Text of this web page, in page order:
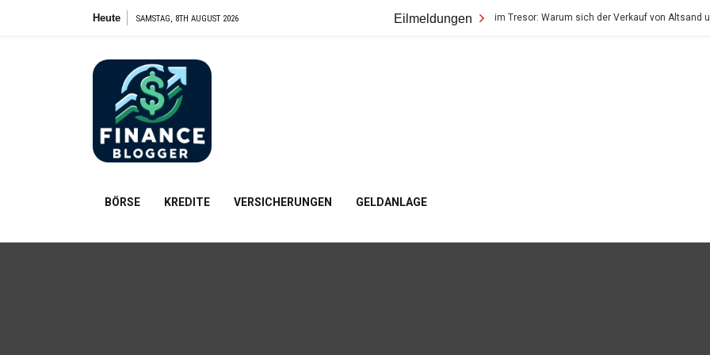
Heute SAMSTAG, 8TH AUGUST 2026 Eilmeldungen
Der wahre Wert im Tresor: Warum sich der Verkauf von Altsand und
BÖRSE KREDITE VERSICHERUNGEN GELDANLAGE